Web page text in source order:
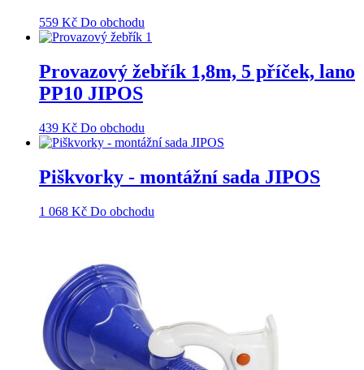
559 Kč Do obchodu
Provazový žebřík 1,8m, 5 příček, lano
PP10 JIPOS
439 Kč Do obchodu
Piškvorky - montážní sada JIPOS
1 068 Kč Do obchodu